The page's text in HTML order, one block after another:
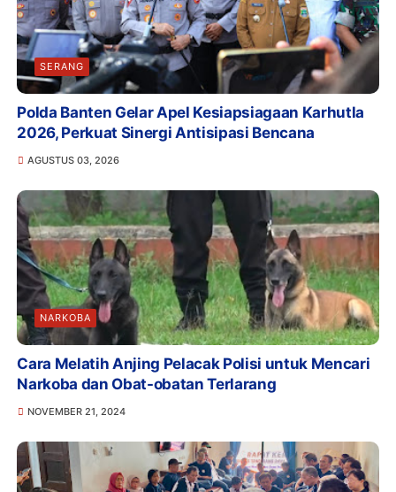
SERANG
Polda Banten Gelar Apel Kesiapsiagaan Karhutla
2026, Perkuat Sinergi Antisipasi Bencana
AGUSTUS 03, 2026
NARKOBA
Cara Melatih Anjing Pelacak Polisi untuk Mencari
Narkoba dan Obat-obatan Terlarang
NOVEMBER 21, 2024